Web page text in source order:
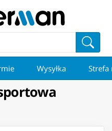
Wysyłka Strefa